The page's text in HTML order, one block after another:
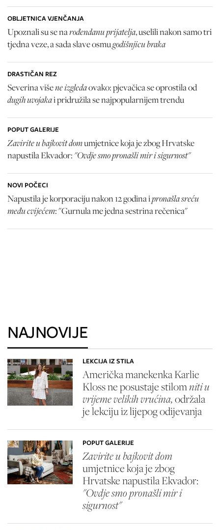
OBLJETNICA VJENČANJA
Upoznali su se narođendanu prijatelja, uselili nakon samo tri
tjedna veze, a sada slave osmugodišnjicu braka
DRASTIČAN REZ
Severina višene izgledaovako: pjevačica se oprostila od
dugih uvojakai pridružila se najpopularnijem trendu
POPUT GALERIJE
Zavirite u bajkovit domumjetnice koja je zbog Hrvatske
napustila Ekvador: "Ovdje smo pronašli mir i sigurnost"
NOVI POČECI
Napustila je korporaciju nakon 12 godina ipronašla sreću
među cvijećem: "Gurnula me jedna sestrina rečenica"
NAJNOVIJE
LEKCIJA IZ STILA
Američka manekenka Karlie
Kloss ne posustaje stilomniti u
vrijeme velikih vrućina,održala
je lekciju iz lijepog odijevanja
POPUT GALERIJE
Zavirite u bajkovit dom
umjetnice koja je zbog
Hrvatske napustila Ekvador:
"Ovdje smo pronašli mir i
sigurnost"